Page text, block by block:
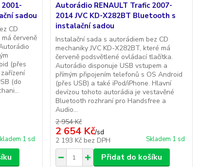
sadou
CD
červeně
(přes
(do
1 sd
Autorádio RENAULT Trafic 2007-
2014 JVC KD-X282BT Bluetooth s
instalační sadou
Instalační sada s autorádiem bez CD
mechaniky JVC KD-X282BT, které má
červeně podsvětlené ovládací tlačítka.
Autorádio disponuje USB vstupem a
přímým připojením telefonů s OS Android
(přes USB) a také iPod/iPhone. Hlavní
devízou tohoto autorádia je vestavěné
Bluetooth rozhraní pro Handsfree a
Audio...
2 954 Kč
2 654 Kč/sd
2 193 Kč bez DPH Skladem 1 sd
Přidat do košíku